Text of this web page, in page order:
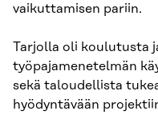
vaikuttamisen pariin.
Tarjolla oli koulutusta
työpajamenetelmän
sekä taloudellista
hyödyntävään